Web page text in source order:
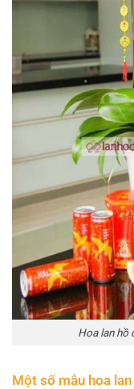
Hoa lan hồ
Một số mẫu hoa